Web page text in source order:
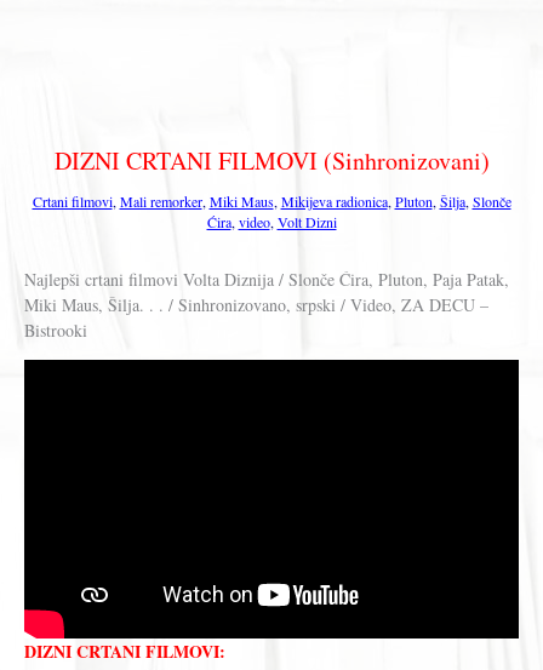
DIZNI CRTANI FILMOVI (Sinhronizovani)
Crtani filmovi, Mali remorker, Miki Maus, Mikijeva radionica, Pluton, Šilja, Slonče
Ćira, video, Volt Dizni
Najlepši crtani filmovi Volta Diznija / Slonče Ćira, Pluton, Paja Patak,
Miki Maus, Šilja. . . / Sinhronizovano, srpski / Video, ZA DECU –
Bistrooki
DIZNI CRTANI FILMOVI: